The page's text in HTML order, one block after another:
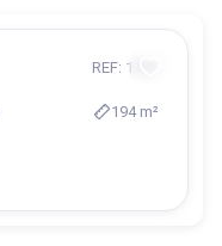
REF: 1181
194 m²